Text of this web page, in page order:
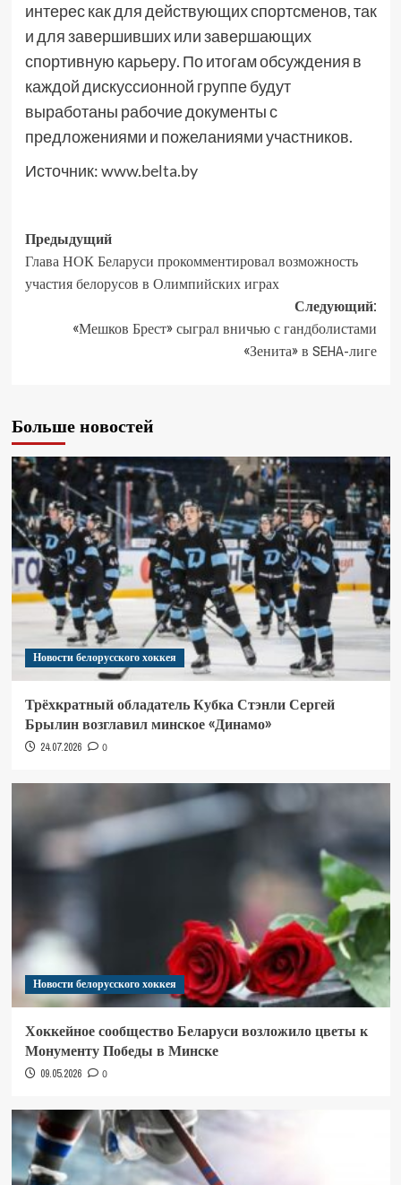
интерес как для действующих спортсменов, так
и для завершивших или завершающих
спортивную карьеру. По итогам обсуждения в
каждой дискуссионной группе будут
выработаны рабочие документы с
предложениями и пожеланиями участников.
Источник:www.belta.by
Предыдущий
Глава НОК Беларуси прокомментировал возможность
участия белорусов в Олимпийских играх
Следующий:
«Мешков Брест» сыграл вничью с гандболистами
«Зенита» в SEHA-лиге
Больше новостей
Новости белорусского хоккея
Трёхкратный обладатель Кубка Стэнли Сергей
Брылин возглавил минское «Динамо»
24.07.2026 0
Новости белорусского хоккея
Хоккейное сообщество Беларуси возложило цветы к
Монументу Победы в Минске
09.05.2026 0